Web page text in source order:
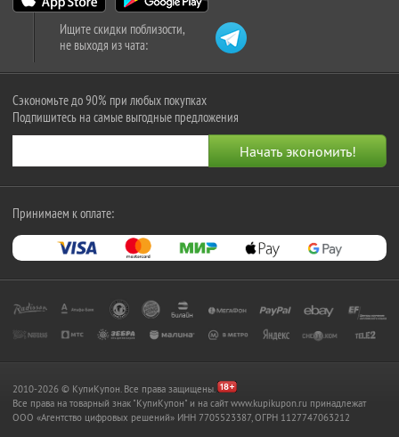
Ищите скидки поблизости,
не выходя из чата:
Сэкономьте до 90% при любых покупках
Подпишитесь на самые выгодные предложения
Принимаем к оплате:
2010-2026 © КупиКупон. Все права защищены.
Все права на товарный знак "КупиКупон" и на сайт www.kupikupon.ru принадлежат
OOO «Агентство цифровых решений» ИНН 7705523387, ОГРН 1127747063212